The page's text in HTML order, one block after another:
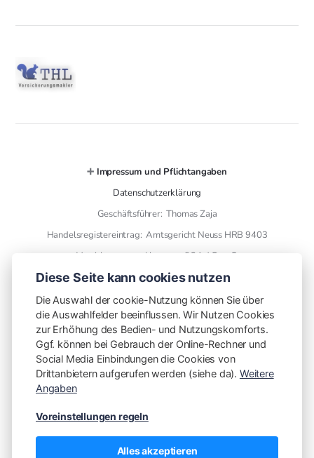
➕ Impressum und Pflichtangaben
Datenschutzerklärung
Geschäftsführer: Thomas Zaja
Handelsregistereintrag: Amtsgericht Neuss HRB 9403
Versicherungsmakler gem. § 34 d GewO
➕ Kontaktdaten
THL Versicherungsmakler GmbH
finanzen mit plan
Otto Wels Str. 8
41466 Neuss
Vorwahl mitwählen!
Diese Seite kann cookies nutzen
Die Auswahl der cookie-Nutzung können Sie über
die Auswahlfelder beeinflussen. Wir Nutzen Cookies
zur Erhöhung des Bedien- und Nutzungskomforts.
Ggf. können bei Gebrauch der Online-Rechner und
Social Media Einbindungen die Cookies von
Drittanbietern aufgerufen werden (siehe da). Weitere
Angaben
Voreinstellungen regeln
Alles akzeptieren